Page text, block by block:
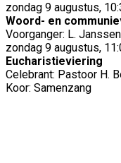
zondag 9 augustus,
Woord- en
Voorganger: L. Janssen
zondag 9 augustus,
Eucharistieviering
Celebrant: Pastoor H.
Koor: Samenzang